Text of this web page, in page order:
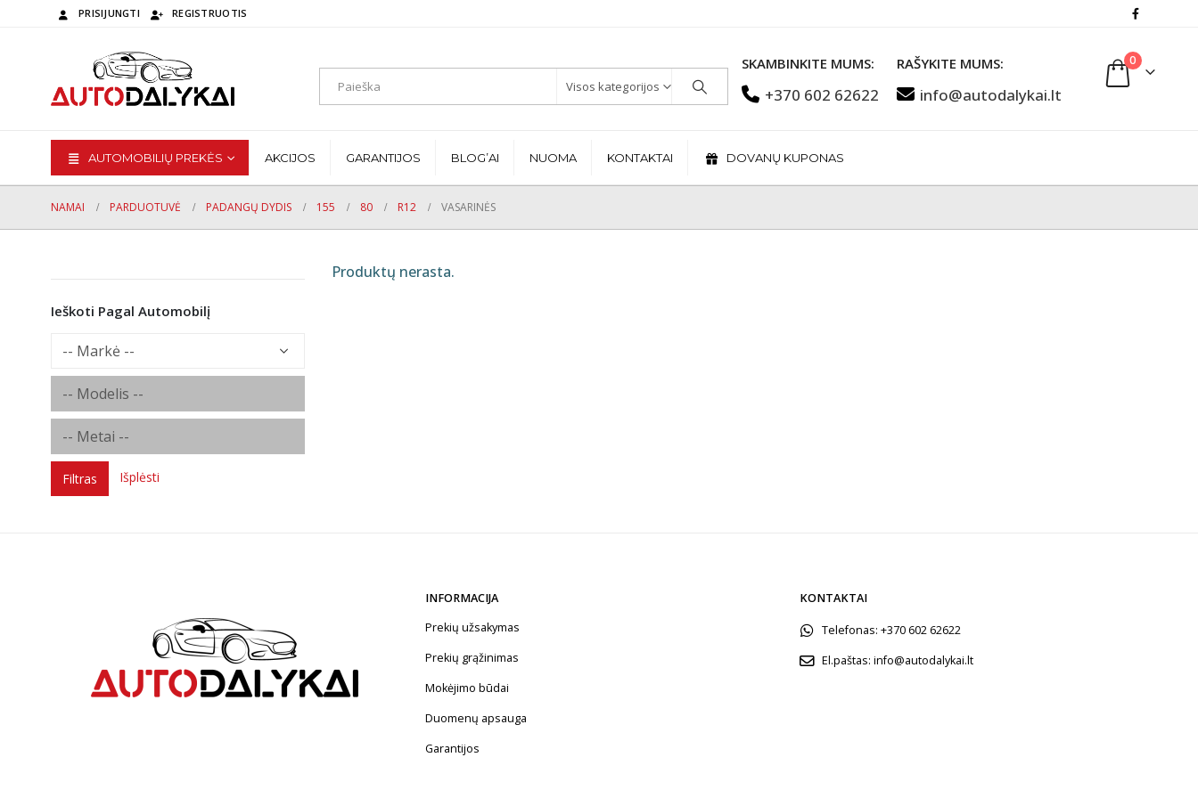
PRISIJUNGTI REGISTRUOTIS
Visos kategorijos
SKAMBINKITE MUMS:
+370 602 62622
RAŠYKITE MUMS:
info@autodalykai.lt
0
AUTOMOBILIŲ PREKĖS AKCIJOS GARANTIJOS BLOG’AI NUOMA KONTAKTAI DOVANŲ KUPONAS
NAMAI PARDUOTUVĖ PADANGŲ DYDIS 155 80 R12 VASARINĖS
Produktų nerasta.
Ieškoti Pagal Automobilį
Filtras Išplėsti
INFORMACIJA
Prekių užsakymas
Prekių grąžinimas
Mokėjimo būdai
Duomenų apsauga
Garantijos
KONTAKTAI
Telefonas: +370 602 62622
El.paštas: info@autodalykai.lt